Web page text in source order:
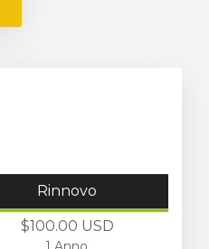
Rinnovo
$100.00 USD